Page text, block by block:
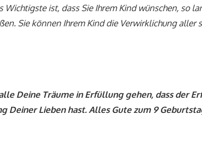
ist, dass Sie Ihrem Kind wünschen, so
Sie können Ihrem Kind die Verwirklichung aller
Deine Träume in Erfüllung gehen, dass der
Deiner Lieben hast. Alles Gute zum 9